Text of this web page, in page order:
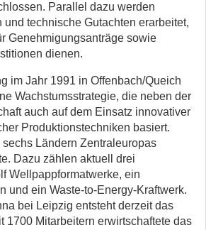
Parallel dazu werden
und technische Gutachten erarbeitet,
Genehmigungsanträge sowie
dienen.
im Jahr 1991 in Offenbach/Queich
Wachstumsstrategie, die neben der
auch auf dem Einsatz innovativer
Produktionstechniken basiert.
Ländern Zentraleuropas
Dazu zählen aktuell drei
Wellpappformatwerke, ein
und ein Waste-to-Energy-Kraftwerk.
bei Leipzig entsteht derzeit das
1700 Mitarbeitern erwirtschaftete das